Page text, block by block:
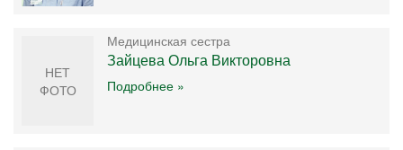
НЕТ
ФОТО
Медицинская сестра
Зайцева Ольга Викторовна
Подробнее »